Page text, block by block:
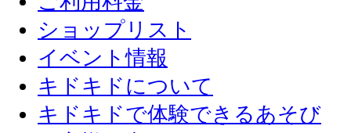
ショップリスト
イベント情報
キドキドについて
キドキドで体験できるあそび